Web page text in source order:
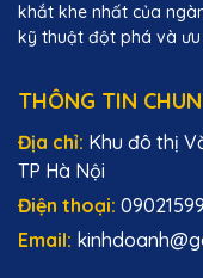
khắt khe nhất của
kỹ thuật đột phá và ưu
THÔNG TIN
Địa chỉ: Khu đô thị
TP Hà Nội
Điện thoại:
Email: